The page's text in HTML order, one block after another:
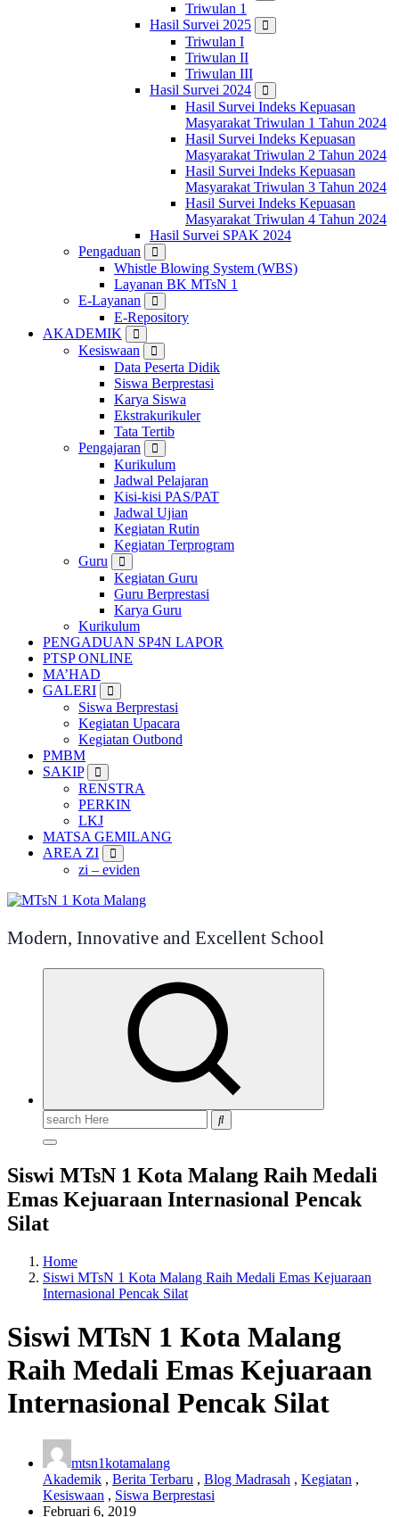
Triwulan 1
Hasil Survei 2025
Triwulan I
Triwulan II
Triwulan III
Hasil Survei 2024
Hasil Survei Indeks Kepuasan
Masyarakat Triwulan 1 Tahun 2024
Hasil Survei Indeks Kepuasan
Masyarakat Triwulan 2 Tahun 2024
Hasil Survei Indeks Kepuasan
Masyarakat Triwulan 3 Tahun 2024
Hasil Survei Indeks Kepuasan
Masyarakat Triwulan 4 Tahun 2024
Hasil Survei SPAK 2024
Pengaduan
Whistle Blowing System (WBS)
Layanan BK MTsN 1
E-Layanan
E-Repository
AKADEMIK
Kesiswaan
Data Peserta Didik
Siswa Berprestasi
Karya Siswa
Ekstrakurikuler
Tata Tertib
Pengajaran
Kurikulum
Jadwal Pelajaran
Kisi-kisi PAS/PAT
Jadwal Ujian
Kegiatan Rutin
Kegiatan Terprogram
Guru
Kegiatan Guru
Guru Berprestasi
Karya Guru
Kurikulum
PENGADUAN SP4N LAPOR
PTSP ONLINE
MA’HAD
GALERI
Siswa Berprestasi
Kegiatan Upacara
Kegiatan Outbond
PMBM
SAKIP
RENSTRA
PERKIN
LKJ
MATSA GEMILANG
AREA ZI
zi – eviden
Modern, Innovative and Excellent School
Search
for:
Siswi MTsN 1 Kota Malang Raih Medali
Emas Kejuaraan Internasional Pencak
Silat
Home
Siswi MTsN 1 Kota Malang Raih Medali Emas Kejuaraan
Internasional Pencak Silat
Siswi MTsN 1 Kota Malang
Raih Medali Emas Kejuaraan
Internasional Pencak Silat
mtsn1kotamalang
Akademik , Berita Terbaru , Blog Madrasah , Kegiatan ,
Kesiswaan , Siswa Berprestasi
Februari 6, 2019